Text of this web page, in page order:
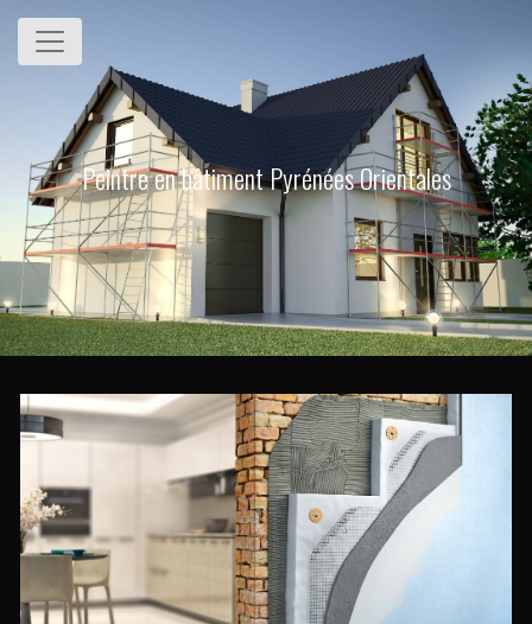
Panneau de gestion des cookies
Peintre en bâtiment Pyrénées Orientales